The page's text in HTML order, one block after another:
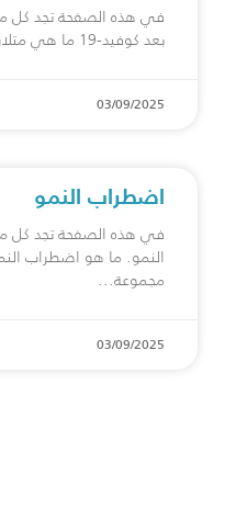
في هذه الصفحة تجد كل
بعد كوفيد-19 ما هي متلازمة ما بعد كوفيد-19؟
03/09/2025
اضطراب النمو
في هذه الصفحة تجد كل
النمو. ما هو اضطراب
مجموعة
03/09/2025